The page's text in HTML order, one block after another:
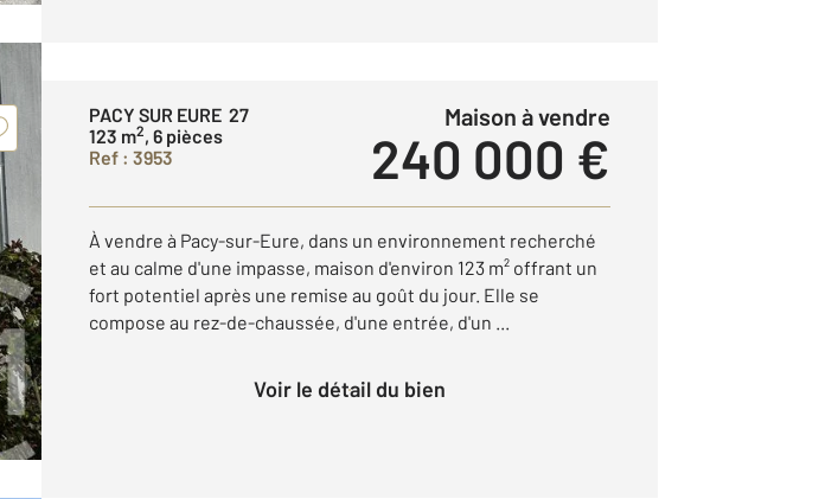
PACY SUR EURE 27
123 m2, 6 pièces
Ref : 3953
Maison à vendre
240 000 €
À vendre à Pacy-sur-Eure, dans un environnement recherché
et au calme d'une impasse, maison d'environ 123 m² offrant un
fort potentiel après une remise au goût du jour. Elle se
compose au rez-de-chaussée, d'une entrée, d'un ...
Voir le détail du bien